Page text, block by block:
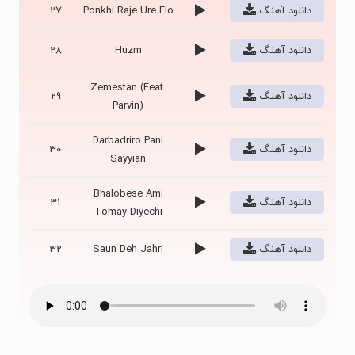
27 Ponkhi Raje Ure Elo دانلود آهنگ
28 Huzm دانلود آهنگ
29
Zemestan (Feat.
Parvin)
دانلود آهنگ
30
Darbadriro Pani
Sayyian
دانلود آهنگ
31
Bhalobese Ami
Tomay Diyechi
دانلود آهنگ
32 Saun Deh Jahri دانلود آهنگ